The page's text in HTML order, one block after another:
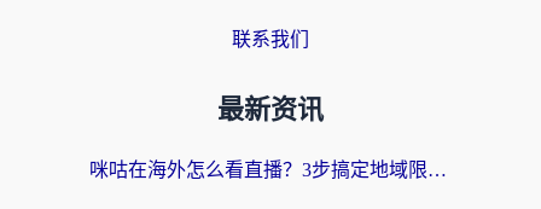
联系我们
最新资讯
咪咕在海外怎么看直播？3步搞定地域限制，还能畅看腾讯视频与国内热剧